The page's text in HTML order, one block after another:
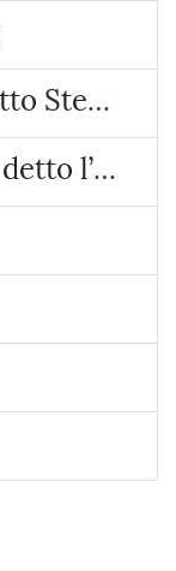
Pieter Van Bloemen , detto Stendardo
Jan Frans Van Bloemen, detto l’Orizzonte